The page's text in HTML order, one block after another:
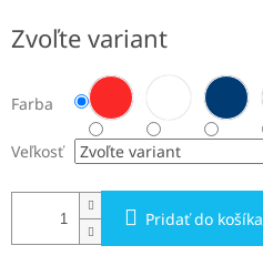
cena:
Zvoľte variant
Farba
Veľkosť
Pridať do košíka